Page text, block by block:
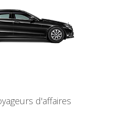
d'affaires